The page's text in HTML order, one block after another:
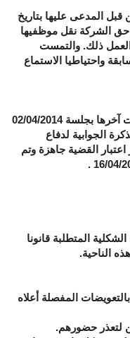
قبل المدعى عليها بتاريخ
من حق الشركة نقل موظفيها
ذلك. والتمست
واحتياطيا الاستماع
وبناء على إدراج القضية بعدة جلسات كانت آخرها بجلسة 02/04/2014
الجوابية لدفاع
اعتبار القضية جاهزة وتم
المتطلبة قانونا
الناحية.
المفصلة أعلاه
لتعذر حضورهم.